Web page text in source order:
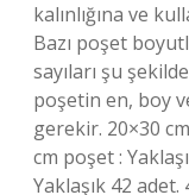
kalınlığına ve
Bazı poşet
sayıları şu
poşetin en, boy
gerekir. 20×30
cm poşet :
Yaklaşık 42 adet.